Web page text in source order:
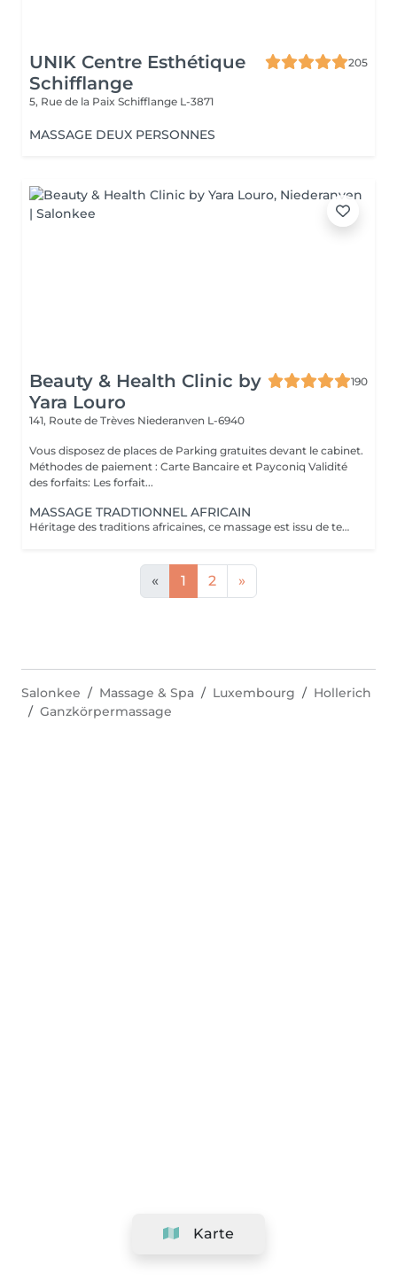
UNIK Centre Esthétique
Schifflange
205
5, Rue de la Paix Schifflange L-3871
MASSAGE DEUX PERSONNES
Beauty & Health Clinic by
Yara Louro
190
141, Route de Trèves Niederanven L-6940
Vous disposez de places de Parking gratuites devant le cabinet.
Méthodes de paiement : Carte Bancaire et Payconiq Validité
des forfaits: Les forfait...
MASSAGE TRADTIONNEL AFRICAIN
Héritage des traditions africaines, ce massage est issu de techniques ancestrales transmises de mère en fille au fil des générations. Pratiqué comme un rituel de bien-être, il associe gestes profonds et rythmiques pour libérer les tensions, stimuler la circulation et rétablir l'harmonie entre le corps et l'esprit. Il procure une relaxation intense et une sensation de vitalité durable.
« 1 2 »
Karte
Salonkee Massage & Spa Luxembourg
Hollerich
Ganzkörpermassage